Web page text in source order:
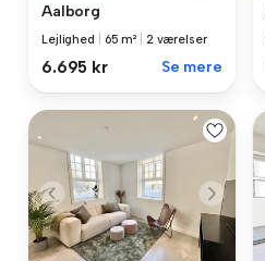
Aalborg
Lejlighed 65 m² 2 værelser
6.695 kr Se mere